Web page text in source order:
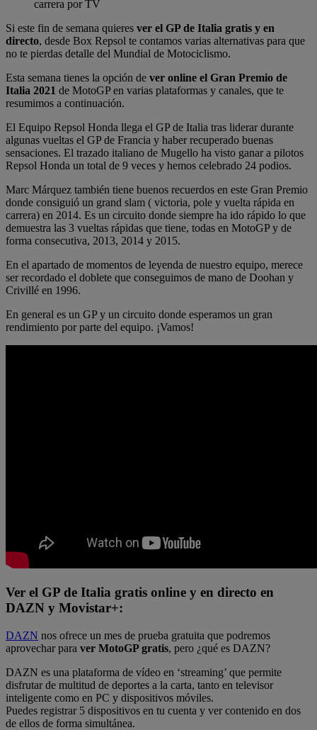
carrera por TV
Si este fin de semana quieres ver el GP de Italia gratis y en
directo, desde Box Repsol te contamos varias alternativas para que
no te pierdas detalle del Mundial de Motociclismo.
Esta semana tienes la opción de ver online el Gran Premio de
Italia 2021 de MotoGP en varias plataformas y canales, que te
resumimos a continuación.
El Equipo Repsol Honda llega el GP de Italia tras liderar durante
algunas vueltas el GP de Francia y haber recuperado buenas
sensaciones. El trazado italiano de Mugello ha visto ganar a pilotos
Repsol Honda un total de 9 veces y hemos celebrado 24 podios.
Marc Márquez también tiene buenos recuerdos en este Gran Premio
donde consiguió un grand slam ( victoria, pole y vuelta rápida en
carrera) en 2014. Es un circuito donde siempre ha ido rápido lo que
demuestra las 3 vueltas rápidas que tiene, todas en MotoGP y de
forma consecutiva, 2013, 2014 y 2015.
En el apartado de momentos de leyenda de nuestro equipo, merece
ser recordado el doblete que conseguimos de mano de Doohan y
Crivillé en 1996.
En general es un GP y un circuito donde esperamos un gran
rendimiento por parte del equipo. ¡Vamos!
Ver el GP de Italia gratis online y en directo en
DAZN y Movistar+:
DAZN nos ofrece un mes de prueba gratuita que podremos
aprovechar para ver MotoGP gratis, pero ¿qué es DAZN?
DAZN es una plataforma de vídeo en ‘streaming’ que permite
disfrutar de multitud de deportes a la carta, tanto en televisor
inteligente como en PC y dispositivos móviles.
Puedes registrar 5 dispositivos en tu cuenta y ver contenido en dos
de ellos de forma simultánea.